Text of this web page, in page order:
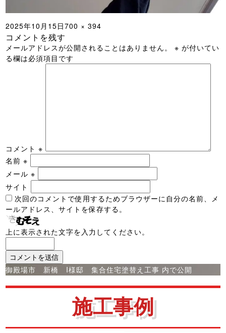
投
稿
日:
2025年10月15日フ
ル
サ
イ
700 × 394
コメントを残す
メールアドレスが公開されることはありません。 ※ が付いてい
る欄は必須項目です
コメント※
名前※
メール※
サイト
次回のコメントで使用するためブラウザーに自分の名前、メ
ールアドレス、サイトを保存する。
上に表示された文字を入力してください。
投
稿
ゲ
御殿場市 新橋 I様邸 集合住宅塗替え工事 内で公開
施工事例